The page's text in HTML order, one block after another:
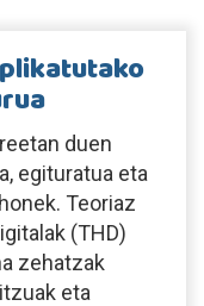
duen
egituratua eta
Teoriaz
(THD)
zehatzak
eta